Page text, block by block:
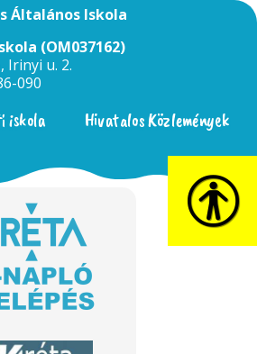
Általános Iskola
(OM037162)
Irinyi u. 2.
090
iskola Hivatalos Közlemények